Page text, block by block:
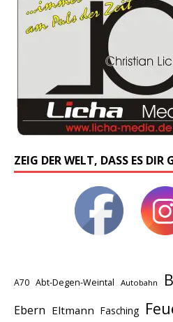
ZEIG DER WELT, DASS ES DIR
A70 Abt-Degen-Weintal Autobahn
Ebern Eltmann Fasching